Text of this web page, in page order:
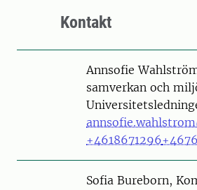
Kontakt
PersonAnnsofie
samverkan och
+4618671296
PersonSofia Bureborn,